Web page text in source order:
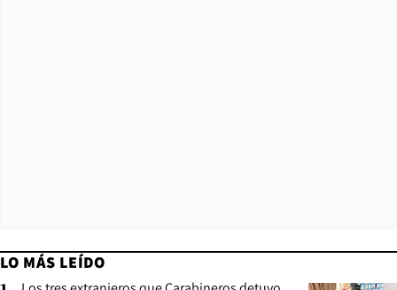
LO MÁS LEÍDO